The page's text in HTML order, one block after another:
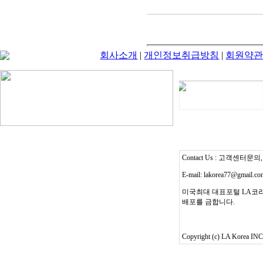
회사소개 |개인정보취급방침 | 회원약관
Contact Us : 고객센터문의
E-mail:
미국최대 대표포털 LA코
배포를 금합니다.
Copyright (c) LA Korea